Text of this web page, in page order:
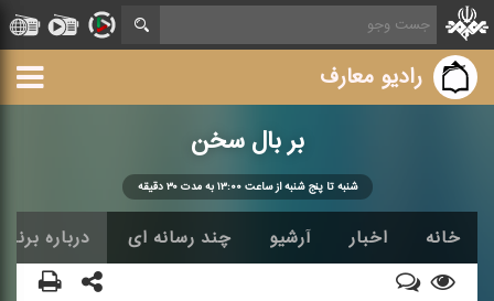
رادیو معارف
بر بال سخن
شنبه تا پنج شنبه از ساعت ۱۳:۰۰ به مدت ۳۰ دقیقه
خانه اخبار آرشیو چند رسانه ای درباره